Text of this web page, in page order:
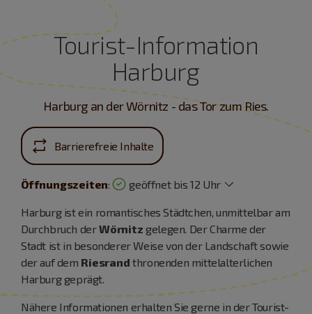
Tourist-Information
Harburg
Harburg an der Wörnitz - das Tor zum Ries.
Barrierefreie Inhalte
Öffnungszeiten: geöffnet bis 12 Uhr
Harburg ist ein romantisches Städtchen, unmittelbar am
Durchbruch derWörnitz gelegen. Der Charme der
Stadt ist in besonderer Weise von der Landschaft sowie
der auf dem Riesrand thronenden mittelalterlichen
Harburg geprägt.
Nähere Informationen erhalten Sie gerne in der Tourist-